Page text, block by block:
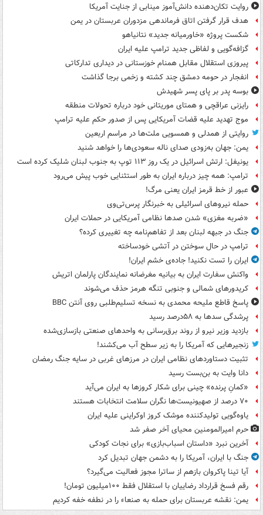
روایت تکان‌دهنده دانش‌آموز مینابی از جنایت آمریکا
هدف قرار گرفتن اتاق‌ فرماندهی مزدوران عربستان در یمن
شکست پروژه «خاورمیانه جدید» نتانیاهو
گزافه‌گویی و لفاظی جدید ترامپ علیه ایران
پیروزی استقلال مقابل همنام خوزستانی در دیداری تدارکاتی
انفجار در حومه دمشق چند کشته و زخمی برجا گذاشت
بوسه‌ پدر بر پای پسر شهیدش
رایزنی عراقچی و همتای موریتانی خود درباره تحولات منطقه
موج تهدید علیه قضات آمریکایی پس از صدور حکم علیه ترامپ
روایتی از همدلی و همسویی ملت‌ها در مراسم اربعین
یمن: جهان به‌زودی صدای ناله سعودی‌ها را خواهد شنید
یونیفل: ارتش اسرائیل در یک روز ۱۱۳ توپ به جنوب لبنان شلیک کرده است
ترامپ: همه چیز درباره ایران به طور استثنایی خوب پیش می‌رود
عبور از خط قرمز ایران یعنی مرگ!
حمله نیروهای اسرائیلی به خبرنگار پرس‌تی‌وی
«ضربه مغزی» شدن صدها نظامی آمریکایی در حملات ایران
جنگ در جبهه لبنان بعد از تفاهم‌نامه چه تغییری کرده؟
ترامپ در حال سوختن در آتشی خودساخته
ایران را تست نکنید! جاده‌ی خشم ایران!
واکنش سفارت ایران به بیانیه مغرضانه نمایندگان پارلمان اتریش
کریدورهای شمالی و جنوبی تنگه هرمز حذف می‌شوند
پاسخ قاطع ملیحه محمدی به نسخه تسلیم‌طلبی روی آنتن BBC
پرشدگی سدها به ۵۸درصد رسید
بازدید وزیر نیرو از روند برق‌رسانی به واحدهای صنعتی بازسازی‌شده
زنجیرهایی که آمریکا را به زیر سطح آب می‌کشند!
تثبیت دستاوردهای نظامی ایران در مرزهای غربی در سایه جنگ رمضان
دانا وایت به بن‌بست رسید
«کمانِ پرنده» چینی برای شکار کروزها به ایران می‌آید
۷۰ درصد از صهیونیست‌ها نگران سلامت انتخابات هستند
یاوه‌گویی تولیدکننده موشک کروز اوکراینی علیه ایران
حرم امیرالمومنین محیای آخر صفر شد
آخرین نبرد «داستان اسباب‌بازی» برای نجات کودکی
جنگ با ایران، آمریکا را به دشمن جهان تبدیل کرد
آیا تینا پاکروان بازهم از ساترا مجوز فعالیت می‌گیرد؟
رقم فسخ قرارداد رضاییان با استقلال فقط ۱۰۰میلیون تومان!
یمن: نقشه عربستان برای حمله به صنعاء را در نطفه خفه کردیم